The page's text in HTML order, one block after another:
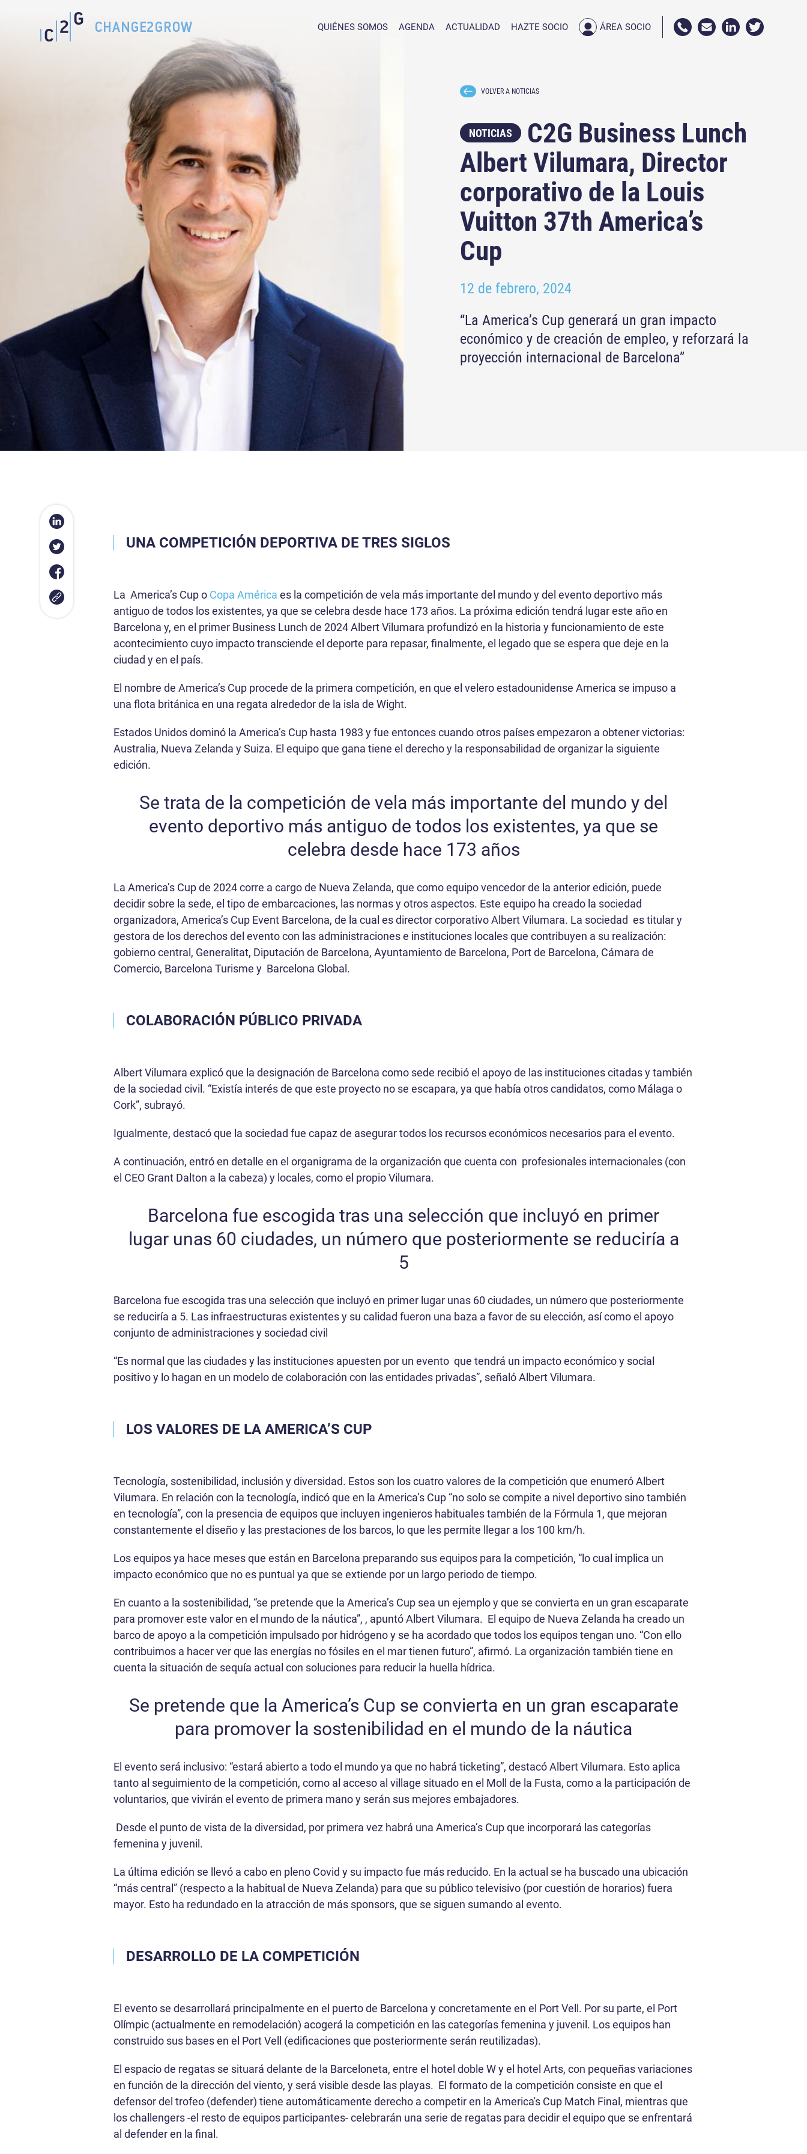
QUIÉNES SOMOS AGENDA ACTUALIDAD HAZTE SOCIO ÁREA SOCIO
VOLVER A NOTICIAS
NOTICIAS
C2G Business Lunch
Albert Vilumara, Director
corporativo de la Louis
Vuitton 37th America’s
Cup
12 de febrero, 2024
“La America’s Cup generará un gran impacto
económico y de creación de empleo, y reforzará la
proyección internacional de Barcelona”
UNA COMPETICIÓN DEPORTIVA DE TRES SIGLOS
La America’s Cup o Copa América es la competición de vela más importante del mundo y del evento deportivo más
antiguo de todos los existentes, ya que se celebra desde hace 173 años. La próxima edición tendrá lugar este año en
Barcelona y, en el primer Business Lunch de 2024 Albert Vilumara profundizó en la historia y funcionamiento de este
acontecimiento cuyo impacto transciende el deporte para repasar, finalmente, el legado que se espera que deje en la
ciudad y en el país.
El nombre de America’s Cup procede de la primera competición, en que el velero estadounidense America se impuso a
una flota británica en una regata alrededor de la isla de Wight.
Estados Unidos dominó la America’s Cup hasta 1983 y fue entonces cuando otros países empezaron a obtener victorias:
Australia, Nueva Zelanda y Suiza. El equipo que gana tiene el derecho y la responsabilidad de organizar la siguiente
edición.
Se trata de la competición de vela más importante del mundo y del
evento deportivo más antiguo de todos los existentes, ya que se
celebra desde hace 173 años
La America’s Cup de 2024 corre a cargo de Nueva Zelanda, que como equipo vencedor de la anterior edición, puede
decidir sobre la sede, el tipo de embarcaciones, las normas y otros aspectos. Este equipo ha creado la sociedad
organizadora, America’s Cup Event Barcelona, de la cual es director corporativo Albert Vilumara. La sociedad es titular y
gestora de los derechos del evento con las administraciones e instituciones locales que contribuyen a su realización:
gobierno central, Generalitat, Diputación de Barcelona, Ayuntamiento de Barcelona, Port de Barcelona, Cámara de
Comercio, Barcelona Turisme y Barcelona Global.
COLABORACIÓN PÚBLICO PRIVADA
Albert Vilumara explicó que la designación de Barcelona como sede recibió el apoyo de las instituciones citadas y también
de la sociedad civil. “Existía interés de que este proyecto no se escapara, ya que había otros candidatos, como Málaga o
Cork”, subrayó.
Igualmente, destacó que la sociedad fue capaz de asegurar todos los recursos económicos necesarios para el evento.
A continuación, entró en detalle en el organigrama de la organización que cuenta con profesionales internacionales (con
el CEO Grant Dalton a la cabeza) y locales, como el propio Vilumara.
Barcelona fue escogida tras una selección que incluyó en primer
lugar unas 60 ciudades, un número que posteriormente se reduciría a
5
Barcelona fue escogida tras una selección que incluyó en primer lugar unas 60 ciudades, un número que posteriormente
se reduciría a 5. Las infraestructuras existentes y su calidad fueron una baza a favor de su elección, así como el apoyo
conjunto de administraciones y sociedad civil
“Es normal que las ciudades y las instituciones apuesten por un evento que tendrá un impacto económico y social
positivo y lo hagan en un modelo de colaboración con las entidades privadas”, señaló Albert Vilumara.
LOS VALORES DE LA AMERICA’S CUP
Tecnología, sostenibilidad, inclusión y diversidad. Estos son los cuatro valores de la competición que enumeró Albert
Vilumara. En relación con la tecnología, indicó que en la America’s Cup “no solo se compite a nivel deportivo sino también
en tecnología”, con la presencia de equipos que incluyen ingenieros habituales también de la Fórmula 1, que mejoran
constantemente el diseño y las prestaciones de los barcos, lo que les permite llegar a los 100 km/h.
Los equipos ya hace meses que están en Barcelona preparando sus equipos para la competición, “lo cual implica un
impacto económico que no es puntual ya que se extiende por un largo periodo de tiempo.
En cuanto a la sostenibilidad, “se pretende que la America’s Cup sea un ejemplo y que se convierta en un gran escaparate
para promover este valor en el mundo de la náutica”, , apuntó Albert Vilumara. El equipo de Nueva Zelanda ha creado un
barco de apoyo a la competición impulsado por hidrógeno y se ha acordado que todos los equipos tengan uno. “Con ello
contribuimos a hacer ver que las energías no fósiles en el mar tienen futuro”, afirmó. La organización también tiene en
cuenta la situación de sequía actual con soluciones para reducir la huella hídrica.
Se pretende que la America’s Cup se convierta en un gran escaparate
para promover la sostenibilidad en el mundo de la náutica
El evento será inclusivo: “estará abierto a todo el mundo ya que no habrá ticketing”, destacó Albert Vilumara. Esto aplica
tanto al seguimiento de la competición, como al acceso al village situado en el Moll de la Fusta, como a la participación de
voluntarios, que vivirán el evento de primera mano y serán sus mejores embajadores.
Desde el punto de vista de la diversidad, por primera vez habrá una America’s Cup que incorporará las categorías
femenina y juvenil.
La última edición se llevó a cabo en pleno Covid y su impacto fue más reducido. En la actual se ha buscado una ubicación
“más central” (respecto a la habitual de Nueva Zelanda) para que su público televisivo (por cuestión de horarios) fuera
mayor. Esto ha redundado en la atracción de más sponsors, que se siguen sumando al evento.
DESARROLLO DE LA COMPETICIÓN
El evento se desarrollará principalmente en el puerto de Barcelona y concretamente en el Port Vell. Por su parte, el Port
Olímpic (actualmente en remodelación) acogerá la competición en las categorías femenina y juvenil. Los equipos han
construido sus bases en el Port Vell (edificaciones que posteriormente serán reutilizadas).
El espacio de regatas se situará delante de la Barceloneta, entre el hotel doble W y el hotel Arts, con pequeñas variaciones
en función de la dirección del viento, y será visible desde las playas. El formato de la competición consiste en que el
defensor del trofeo (defender) tiene automáticamente derecho a competir en la America's Cup Match Final, mientras que
los challengers -el resto de equipos participantes- celebrarán una serie de regatas para decidir el equipo que se enfrentará
al defender en la final.